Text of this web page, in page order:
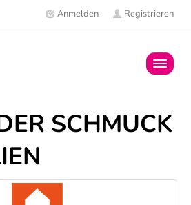
Anmelden Registrieren
Mitglieder
SCHMUCK